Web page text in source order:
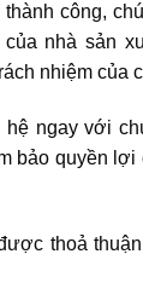
công,
nhà sản
nhiệm của
hệ ngay với
bảo quyền lợi
thoả